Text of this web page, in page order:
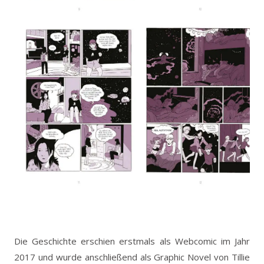
Die Geschichte erschien erstmals als Webcomic im Jahr
2017 und wurde anschließend als Graphic Novel von Tillie